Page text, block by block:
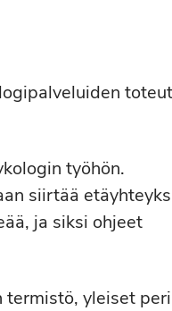
työhön.
siirtää
ja siksi ohjeet
termistö, yleiset